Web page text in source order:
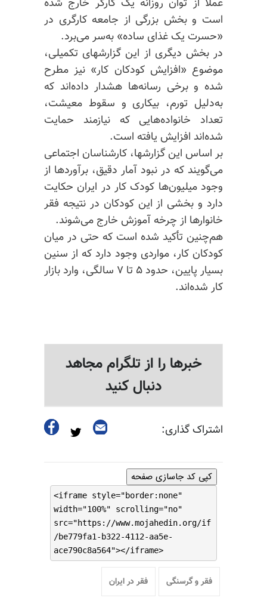
عملاً از توان روزانه یک کارگر خارج شده
است و بخش بزرگی از جامعه کارگری در
«حسرت یک غذای ساده» به‌سر می‌برد.
در بخش دیگری از این گزارشهای تکمیلی،
موضوع «افزایش کودکان کار» نیز مطرح
شده و برخی رسانه‌ها هشدار داده‌اند که
به‌دلیل تورم، بیکاری و سقوط معیشت،
تعداد خانواده‌هایی که نیازمند حمایت
شده‌اند افزایش یافته است.
بر اساس این گزارشها، کارشناسان اجتماعی
می‌گویند که در نبود آمار دقیق، برآوردها از
وجود میلیون‌ها کودک کار در ایران حکایت
دارد و بخشی از این کودکان در نتیجه فقر
خانوارها از چرخه آموزش خارج می‌شوند.
هم‌چنین تأکید شده است که حتی در میان
کودکان کار، مواردی وجود دارد که از سنین
بسیار پایین، حدود ۵ تا ۷ سالگی، وارد بازار
کار شده‌اند.
خبرها را از تلگرام مجاهد
دنبال کنید
اشتراک گذاری:
کپی کد جاسازی صفحه
<iframe style="border:none"
width="100%" scrolling="no"
src="https://www.mojahedin.org/if
/be779fa1-b322-4112-aa5e-
ace790c8a564"></iframe>
فقر و گرسنگی فقر در ایران